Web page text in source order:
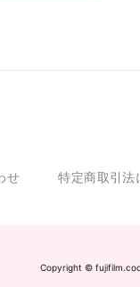
せ 特定商取引法
Copyright ©︎